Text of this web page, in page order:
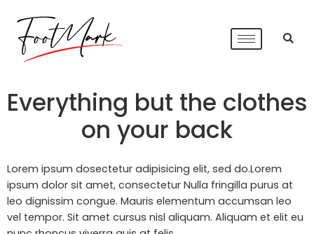
Everything but the clothes
on your back
Lorem ipsum dosectetur adipisicing elit, sed do.Lorem
ipsum dolor sit amet, consectetur Nulla fringilla purus at
leo dignissim congue. Mauris elementum accumsan leo
vel tempor. Sit amet cursus nisl aliquam. Aliquam et elit eu